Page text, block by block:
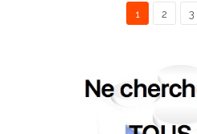
1 2 3